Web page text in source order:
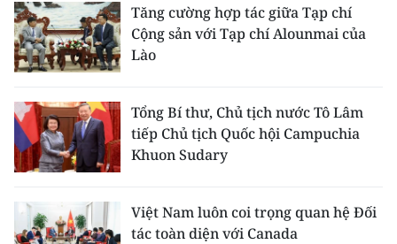
Tăng cường hợp tác giữa Tạp chí
Cộng sản với Tạp chí Alounmai của
Lào
Tổng Bí thư, Chủ tịch nước Tô Lâm
tiếp Chủ tịch Quốc hội Campuchia
Khuon Sudary
Việt Nam luôn coi trọng quan hệ Đối
tác toàn diện với Canada